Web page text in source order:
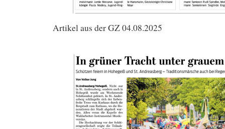
Artikel aus der GZ 04.08.2025